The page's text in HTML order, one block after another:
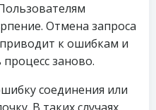
Отмена запроса
к ошибкам и
заново.
соединения или